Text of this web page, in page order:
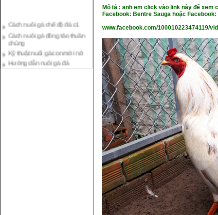
Cách nuôi gà đông tảo thuần
Kỹ thuật nuôi gà con mới nở
Hướng dẫn nuôi gà đá
Tại sao bạn cần biết cách nuôi
gà chọi ?
Mô tả : anh em click vào link này để
Facebook: Bentre Sauga hoặc Facebook:
www.facebook.com/100010223474119/